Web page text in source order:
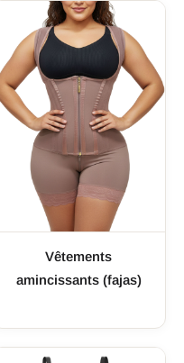
Vêtements
amincissants (fajas)